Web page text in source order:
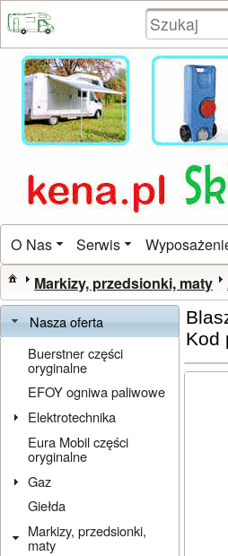
O Nas Serwis
Markizy, przedsionki, maty
Nasza oferta
Buerstner części
oryginalne
EFOY ogniwa paliwowe
Elektrotechnika
Eura Mobil części
oryginalne
Gaz
Giełda
Markizy, przedsionki,
maty
Kod